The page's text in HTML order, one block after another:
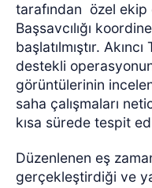
tarafından özel
Başsavcılığı
başlatılmıştır.
destekli
görüntülerinin
saha çalışmaları
kısa sürede tespit
Düzenlenen eş
gerçekleştirdiği ve